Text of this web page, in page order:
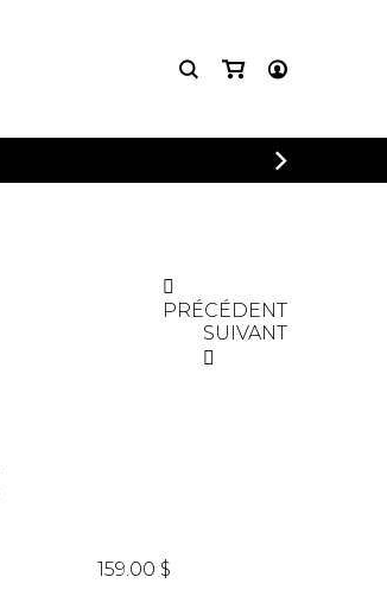
CONNEXION
PRÉCÉDENT
SUIVANT
159.00 $